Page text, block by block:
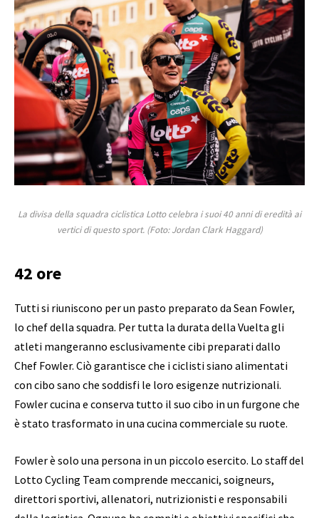
La divisa della squadra ciclistica Lotto celebra i suoi 40 anni di eredità ai
vertici di questo sport.(Foto: Jordan Clark Haggard)
42 ore
Tutti si riuniscono per un pasto preparato da Sean Fowler,
lo chef della squadra. Per tutta la durata della Vuelta gli
atleti mangeranno esclusivamente cibi preparati dallo
Chef Fowler. Ciò garantisce che i ciclisti siano alimentati
con cibo sano che soddisfi le loro esigenze nutrizionali.
Fowler cucina e conserva tutto il suo cibo in un furgone che
è stato trasformato in una cucina commerciale su ruote.
Fowler è solo una persona in un piccolo esercito. Lo staff del
Lotto Cycling Team comprende meccanici, soigneurs,
direttori sportivi, allenatori, nutrizionisti e responsabili